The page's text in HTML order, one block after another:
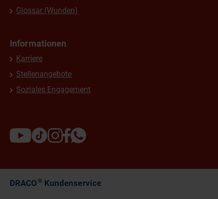
Glossar (Wunden)
Informationen
Karriere
Stellenangebote
Soziales Engagement
DRACO®Kundenservice